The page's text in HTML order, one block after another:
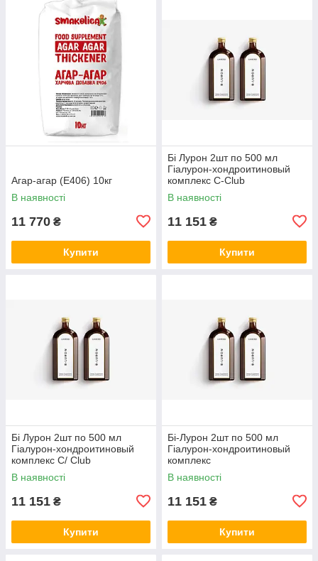
Агар-агар (Е406) 10кг
В наявності
11 770 ₴
Купити
Бі Лурон 2шт по 500 мл
Гіалурон-хондроитиновый
комплекс С-Club
В наявності
11 151 ₴
Купити
Бі Лурон 2шт по 500 мл
Гіалурон-хондроитиновый
комплекс С/ Club
В наявності
11 151 ₴
Купити
Бі-Лурон 2шт по 500 мл
Гіалурон-хондроитиновый
комплекс
В наявності
11 151 ₴
Купити